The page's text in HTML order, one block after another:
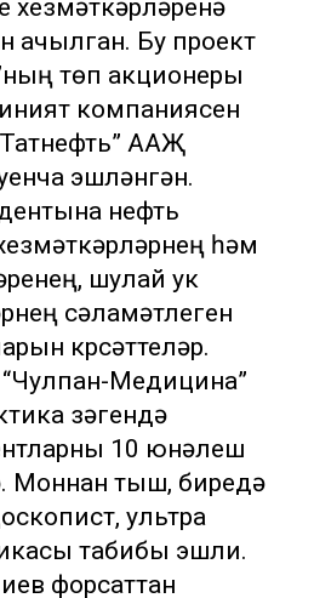
хезмәткәрләренә
ачылган. Бу проект
төп акционеры
компаниясен
ААҖ
эшләнгән.
нефть
һәм
шулай ук
сәламәтлеген
күрсәттеләр.
Медицина”
үзәгендә
10 юнәлеш
Моннан тыш, биредә
ультра
табибы эшли.
форсаттан